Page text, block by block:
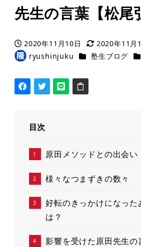
先生の言葉【松尾
投稿日
2020年11月10日
更新日
2020年11月
著
ryushinjuku カテゴリー
塾生ブログ
目次
原田メソッドとの出会い
様々なつまずきの数々
好転のきっかけになった
は？
影響を受けた原田先生の